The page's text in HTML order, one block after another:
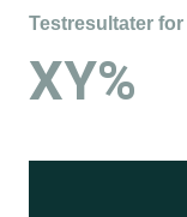
Testresultater
XY%